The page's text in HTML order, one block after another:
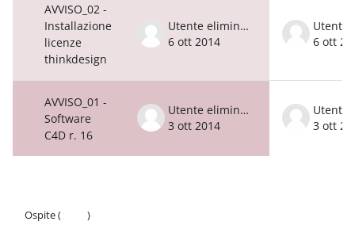
AVVISO_02 -
Installazione
licenze
thinkdesign
Utente eliminato
6 ott 2014
6 ott
AVVISO_01 -
Software
C4D r. 16
Utente eliminato
3 ott 2014
3 ott
Ospite (
)